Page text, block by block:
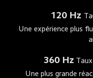
120 Hz
Une expérience plus
360 Hz
Une plus grande